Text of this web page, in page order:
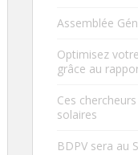
Assemblée
Optimisez
grâce au
Ces
solaires
BDPV sera au